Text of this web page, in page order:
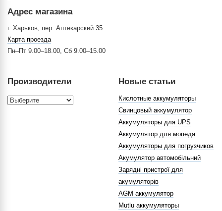
Адрес магазина
г. Харьков, пер. Аптекарский 35
Карта проезда
Пн–Пт 9.00–18.00, Сб 9.00–15.00
Производители Новые статьи
Кислотные аккумуляторы
Свинцовый аккумулятор
Аккумуляторы для UPS
Аккумулятор для мопеда
Аккумуляторы для погрузчиков
Акумулятор автомобільний
Зарядні пристрої для
акумуляторів
AGM аккумулятор
Mutlu аккумуляторы